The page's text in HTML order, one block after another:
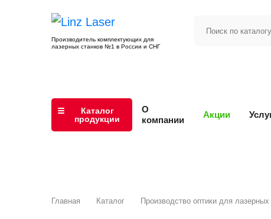
Производитель комплектующих для
лазерных станков №1 в России и СНГ
Каталог
продукции
О
компании
Акции
Главная Каталог Производство оптики для лазерных